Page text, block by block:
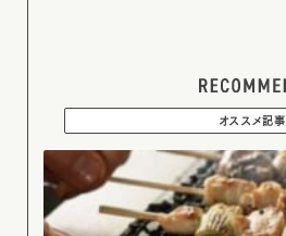
オススメ記事